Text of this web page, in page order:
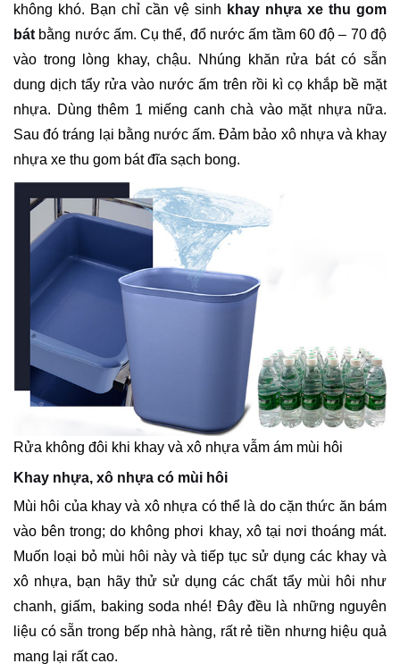
không khó. Bạn chỉ cần vệ sinh khay nhựa xe thu gom
bát bằng nước ấm. Cụ thể, đổ nước ấm tầm 60 độ – 70 độ
vào trong lòng khay, chậu. Nhúng khăn rửa bát có sẵn
dung dịch tẩy rửa vào nước ấm trên rồi kì cọ khắp bề mặt
nhựa. Dùng thêm 1 miếng canh chà vào mặt nhựa nữa.
Sau đó tráng lại bằng nước ấm. Đảm bảo xô nhựa và khay
nhựa xe thu gom bát đĩa sạch bong.
Rửa không đôi khi khay và xô nhựa vẫm ám mùi hôi
Khay nhựa, xô nhựa có mùi hôi
Mùi hôi của khay và xô nhựa có thể là do cặn thức ăn bám
vào bên trong; do không phơi khay, xô tại nơi thoáng mát.
Muốn loại bỏ mùi hôi này và tiếp tục sử dụng các khay và
xô nhựa, bạn hãy thử sử dụng các chất tẩy mùi hôi như
chanh, giấm, baking soda nhé! Đây đều là những nguyên
liệu có sẵn trong bếp nhà hàng, rất rẻ tiền nhưng hiệu quả
mang lại rất cao.